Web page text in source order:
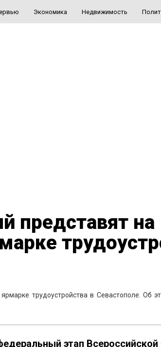
Экономика Недвижимость
представят на
трудоустройства в Севастополе. Об
этап Всероссийской